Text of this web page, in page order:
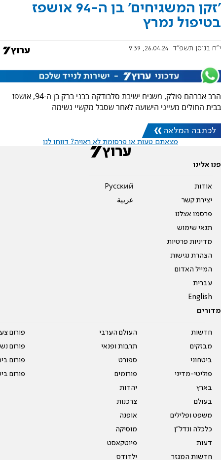
'זקן המשגיחים' בן ה-94 אושפז
בטיפול נמרץ
י"ח בניסן תשפ"ד 26.04.24, 9:39
הרב אברהם פולק, משגיח ישיבת סלבודקה בבני ברק בן ה-94, אושפז
בבית החולים מעייני הישועה לאחר שסבל מקשיי נשימה
לכתבה המלאה
מצאתם טעות או פרסומת לא ראויה? דווחו לנו
פנו אלינו
אודות
יצירת קשר
פרסמו אצלנו
תנאי שימוש
מדיניות פרטיות
הצהרת נגישות
המייל האדום
עברית
English
Pусский
عربية
מדורים
חדשות
מבזקים
ביטחוני
פוליטי-מדיני
בארץ
בעולם
משפט ופלילים
כלכלה ונדל"ן
דעות
חדשות המגזר
העולם הערבי
תרבות ופנאי
ספורט
פורומים
יהדות
צרכנות
אופנה
מוסיקה
פיוטקאסט
ילדודס
פורום
פורום
פורום
פורום